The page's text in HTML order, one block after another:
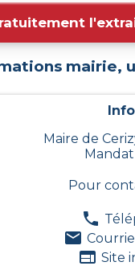
mairie,
Maire de
Pour
Site